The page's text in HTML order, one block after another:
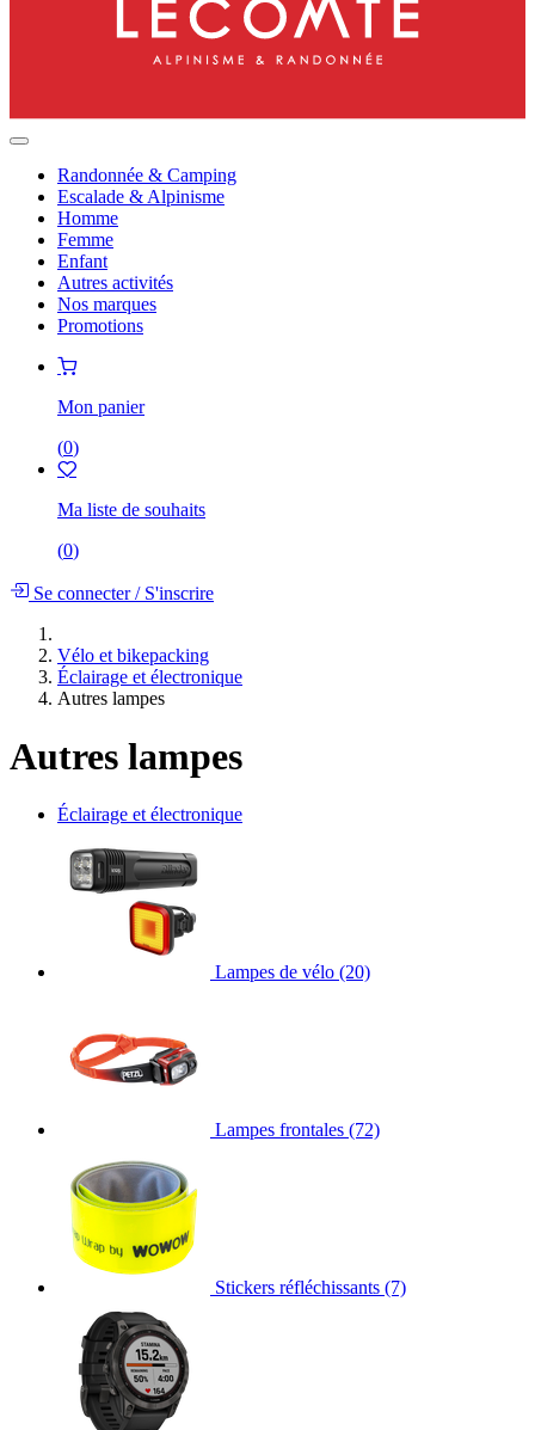
Randonnée & Camping
Escalade & Alpinisme
Homme
Femme
Enfant
Autres activités
Nos marques
Promotions
Mon panier
(0)
Ma liste de souhaits
(0)
Se connecter/S'inscrire
Vélo et bikepacking
Éclairage et électronique
Autres lampes
Autres lampes
Éclairage et électronique
Lampes de vélo (20)
Lampes frontales (72)
Stickers réfléchissants (7)